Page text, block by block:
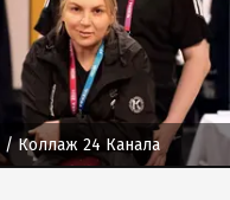
/ Коллаж 24 Канала